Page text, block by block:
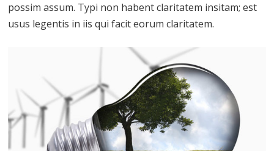
possim assum. Typi non habent claritatem insitam; est
usus legentis in iis qui facit eorum claritatem.